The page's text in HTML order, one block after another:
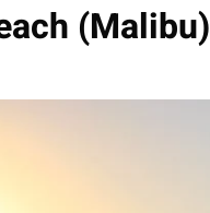
(Malibu)